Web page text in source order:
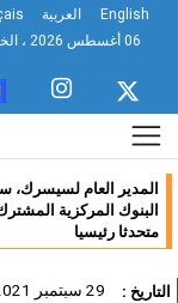
English العربية
المدير العام لسيسرك،
البنوك المركزية
متحدثا رئيسيا
: 29 سبتمبر 2021